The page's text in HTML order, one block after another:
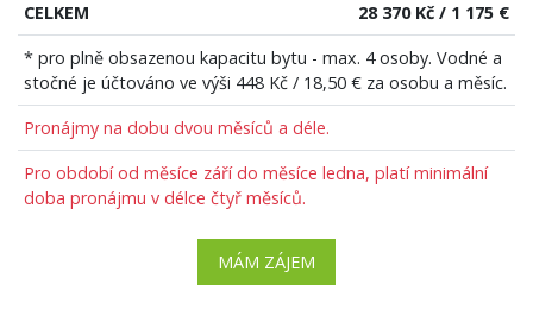
CELKEM
28 370 Kč / 1 175 €
* pro plně obsazenou kapacitu bytu - max. 4 osoby. Vodné a
stočné je účtováno ve výši 448 Kč / 18,50 € za osobu a měsíc.
Pronájmy na dobu dvou měsíců a déle.
Pro období od měsíce září do měsíce ledna, platí minimální
doba pronájmu v délce čtyř měsíců.
MÁM ZÁJEM